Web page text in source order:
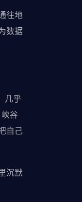
往地
数据
几乎
谷
自己
沉默